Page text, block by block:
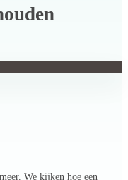
We kijken hoe een